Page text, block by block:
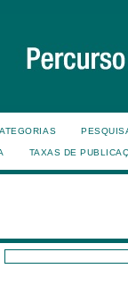
TAXAS DE